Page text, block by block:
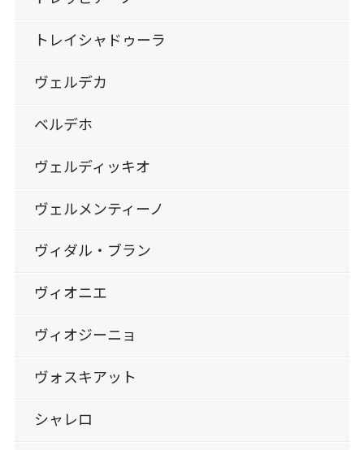
トレイシャドゥーラ
ヴェルデカ
ベルデホ
ヴェルディッキオ
ヴェルメンティーノ
ヴィダル・ブラン
ヴィオニエ
ヴィオジーニョ
ヴォスキアット
シャレロ